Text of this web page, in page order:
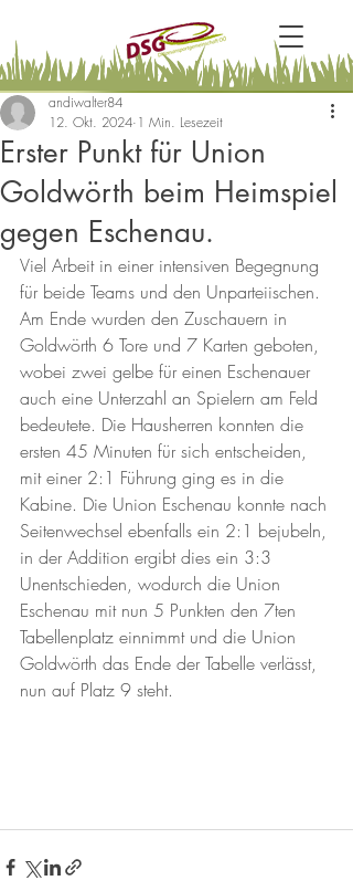
Erster Punkt für Union
Goldwörth beim Heimspiel
gegen Eschenau.
andiwalter84
12. Okt. 2024 1 Min. Lesezeit
Viel Arbeit in einer intensiven Begegnung
für beide Teams und den Unparteiischen.
Am Ende wurden den Zuschauern in
Goldwörth 6 Tore und 7 Karten geboten,
wobei zwei gelbe für einen Eschenauer
auch eine Unterzahl an Spielern am Feld
bedeutete. Die Hausherren konnten die
ersten 45 Minuten für sich entscheiden,
mit einer 2:1 Führung ging es in die
Kabine. Die Union Eschenau konnte nach
Seitenwechsel ebenfalls ein 2:1 bejubeln,
in der Addition ergibt dies ein 3:3
Unentschieden, wodurch die Union
Eschenau mit nun 5 Punkten den 7ten
Tabellenplatz einnimmt und die Union
Goldwörth das Ende der Tabelle verlässt,
nun auf Platz 9 steht.